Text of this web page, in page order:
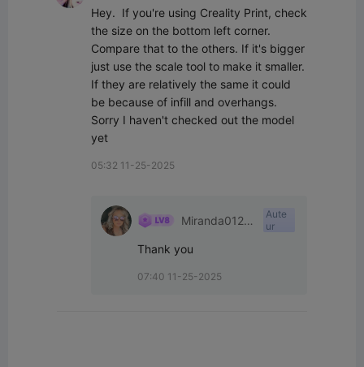
Hey.  If you're using Creality Print, check
the size on the bottom left corner.
Compare that to the others. If it's bigger
just use the scale tool to make it smaller.
If they are relatively the same it could
be because of infill and overhangs.
Sorry I haven't checked out the model
yet
05:32 11-25-2025
Miranda0126
Aute
ur
Thank you
07:40 11-25-2025